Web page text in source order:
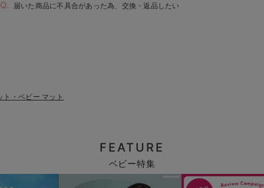
届いた商品に不具合があった為、交換・返品したい
ト・ベビー マット
FEATURE
ベビー特集